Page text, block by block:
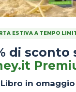
ESTIVA A TEMPO
di sconto
Libro in omaggio